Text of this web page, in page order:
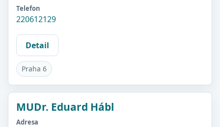
Telefon
220612129
Detail
Praha 6
MUDr. Eduard Hábl
Adresa